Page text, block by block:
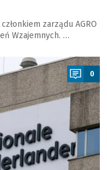
zarządu AGRO
Wzajemnych. …
0